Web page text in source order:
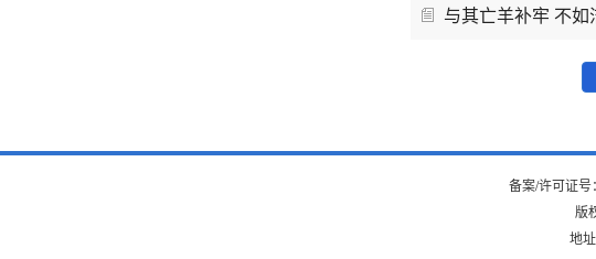
与其亡羊补牢 不如
备案/许可证号：
版
地